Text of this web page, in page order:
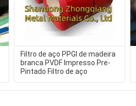
Filtro de aço PPGI de madeira
branca PVDF Impresso Pre-
Pintado Filtro de aço